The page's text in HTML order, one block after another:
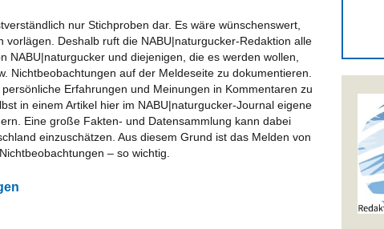
nur Stichproben dar. Es wäre wünschenswert,
vorlägen. Deshalb ruft die NABU|naturgucker-Redaktion alle
NABU|naturgucker und diejenigen, die es werden wollen,
Nichtbeobachtungen auf der Meldeseite zu dokumentieren.
Erfahrungen und Meinungen in Kommentaren zu
in einem Artikel hier im NABU|naturgucker-Journal eigene
Eine große Fakten- und Datensammlung kann dabei
einzuschätzen. Aus diesem Grund ist das Melden von
– so wichtig.